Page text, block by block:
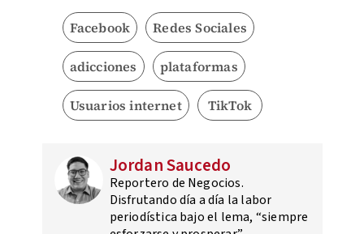
Facebook Redes Sociales
adicciones plataformas
Usuarios internet TikTok
Jordan Saucedo
Reportero de Negocios.
Disfrutando día a día la labor
periodística bajo el lema, “siempre